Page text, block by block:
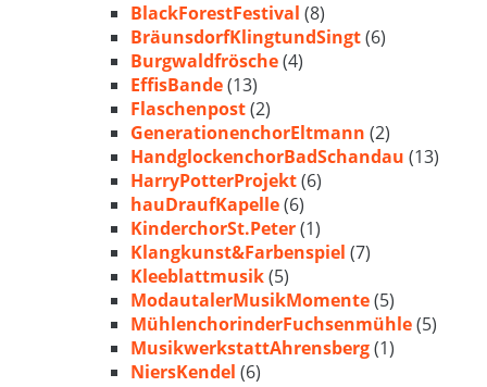
BlackForestFestival (8)
BräunsdorfKlingtundSingt(6)
Burgwaldfrösche(4)
EffisBande(13)
Flaschenpost(2)
GenerationenchorEltmann (2)
HandglockenchorBadSchandau (13)
HarryPotterProjekt(6)
hauDraufKapelle(6)
KinderchorSt.Peter(1)
Klangkunst&Farbenspiel (7)
Kleeblattmusik(5)
ModautalerMusikMomente(5)
MühlenchorinderFuchsenmühle(5)
MusikwerkstattAhrensberg(1)
NiersKendel (6)